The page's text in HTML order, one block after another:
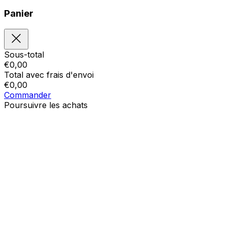
Panier
Sous-total
€0,00
Total avec frais d'envoi
€0,00
Commander
Poursuivre les achats